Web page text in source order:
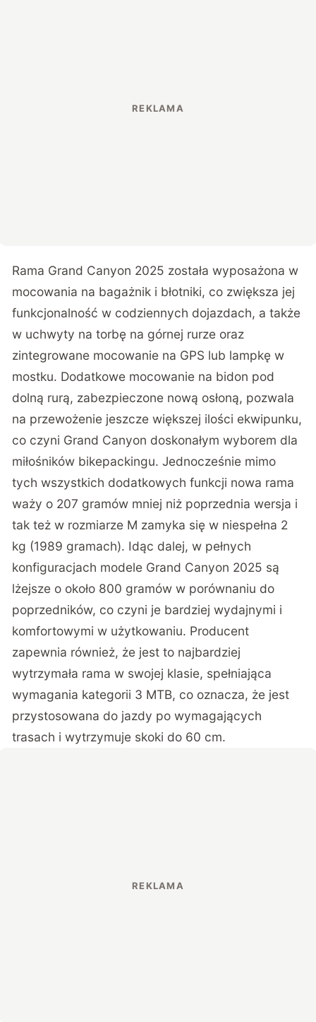
Rama Grand Canyon 2025 została wyposażona w
mocowania na bagażnik i błotniki, co zwiększa jej
funkcjonalność w codziennych dojazdach, a także
w uchwyty na torbę na górnej rurze oraz
zintegrowane mocowanie na GPS lub lampkę w
mostku. Dodatkowe mocowanie na bidon pod
dolną rurą, zabezpieczone nową osłoną, pozwala
na przewożenie jeszcze większej ilości ekwipunku,
co czyni Grand Canyon doskonałym wyborem dla
miłośników bikepackingu. Jednocześnie mimo
tych wszystkich dodatkowych funkcji nowa rama
waży o 207 gramów mniej niż poprzednia wersja i
tak też w rozmiarze M zamyka się w niespełna 2
kg (1989 gramach). Idąc dalej, w pełnych
konfiguracjach modele Grand Canyon 2025 są
lżejsze o około 800 gramów w porównaniu do
poprzedników, co czyni je bardziej wydajnymi i
komfortowymi w użytkowaniu. Producent
zapewnia również, że jest to najbardziej
wytrzymała rama w swojej klasie, spełniająca
wymagania kategorii 3 MTB, co oznacza, że jest
przystosowana do jazdy po wymagających
trasach i wytrzymuje skoki do 60 cm.